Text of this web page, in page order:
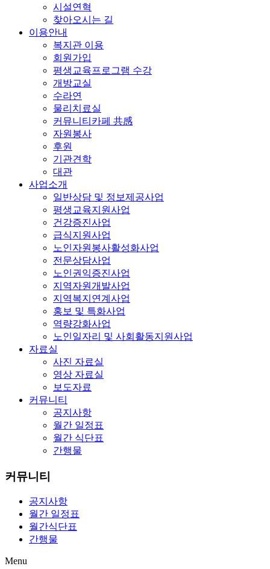
시설연혁
찾아오시는 길
이용안내
복지관 이용
회원가입
평생교육프로그램 수강
개방교실
수라연
물리치료실
커뮤니티카페 共感
자원봉사
후원
기관견학
대관
사업소개
일반상담 및 정보제공사업
평생교육지원사업
건강증진사업
급식지원사업
노인자원봉사활성화사업
전문상담사업
노인권익증진사업
지역자원개발사업
지역복지연계사업
홍보 및 특화사업
역량강화사업
노인일자리 및 사회활동지원사업
자료실
사진 자료실
영상 자료실
보도자료
커뮤니티
공지사항
월간 일정표
월간 식단표
간행물
커뮤니티
공지사항
월간 일정표
월간식단표
간행물
Menu